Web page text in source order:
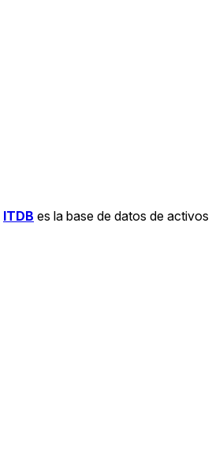
ITDB es la base de datos de activos